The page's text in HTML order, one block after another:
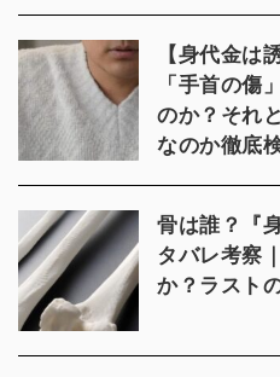
【身代金は
「手首の傷
のか？それ
なのか徹底
骨は誰？『
タバレ考察
か？ラスト